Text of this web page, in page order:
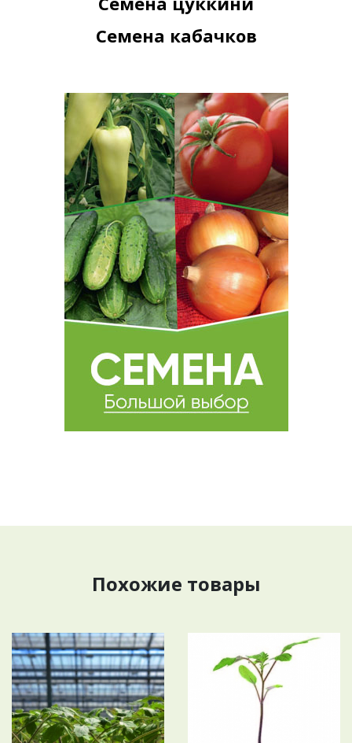
Семена кабачков
Похожие товары